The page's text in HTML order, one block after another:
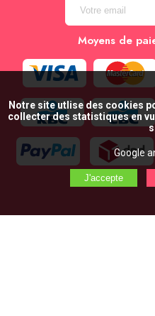
Moyens de
Notre site utlise des cookies
collecter des statistiques en
Google